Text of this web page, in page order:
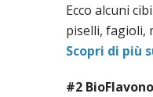
Ecco alcuni
piselli, fagioli,
Scopri di più
#2